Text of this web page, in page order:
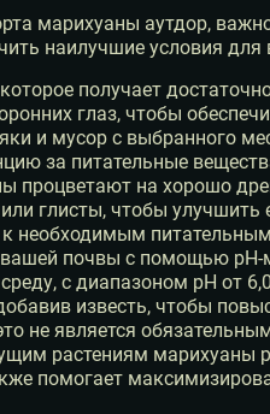
марихуаны аутдор,
наилучшие условия для
получает
глаз, чтобы
и мусор с выбранного
за питательные
процветают на хорошо
глисты, чтобы улучшить
необходимым
почвы с помощью рН-
с диапазоном рН от
известь, чтобы
не является
растениям марихуаны
помогает